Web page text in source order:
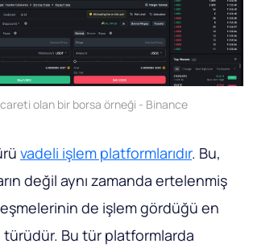
olan bir borsa örneği - Binance
vadeli işlem platformlarıdır. Bu,
değil aynı zamanda ertelenmiş
de işlem gördüğü en
türüdür. Bu tür platformlarda